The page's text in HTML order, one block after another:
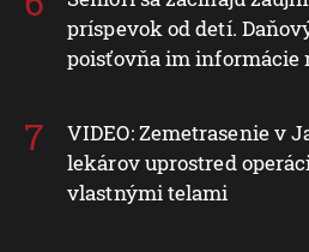
príspevok od detí.
poisťovňa im informácie
VIDEO: Zemetrasenie v
lekárov uprostred
vlastnými telami